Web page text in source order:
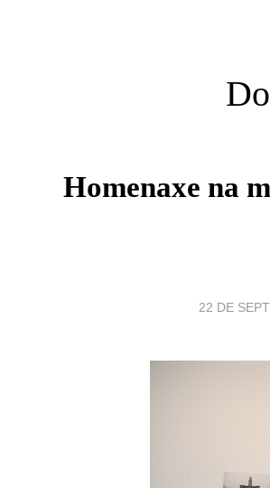
Homenaxe na
22 DE